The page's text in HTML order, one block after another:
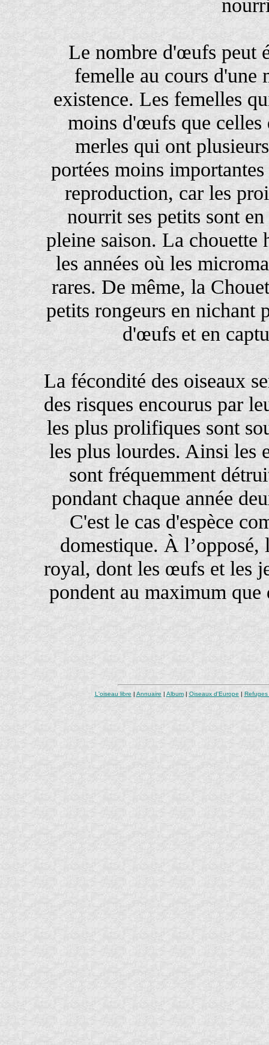
Le nombre d'œufs peut
femelle au cours d'une
existence. Les femelles
moins d'œufs que celles
merles qui ont
portées moins
reproduction, car les
nourrit ses petits sont
pleine saison. La chouette
les années où les
rares. De même, la
petits rongeurs en nichant
d'œufs et en
La fécondité des oiseaux
des risques encourus par
les plus prolifiques sont
les plus lourdes. Ainsi les
sont fréquemment
pondant chaque année
C'est le cas d'espèce
domestique. À
royal, dont les œufs et les
pondent au maximum
L'oiseau libre| Annuaire | Album| Oiseaux d'Europe |